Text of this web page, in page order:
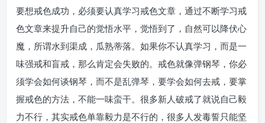
要想戒色成功，必须要认真学习戒色文章，通过不断学习戒
色文章来提升自己的觉悟水平，觉悟到了，自然可以降伏心
魔，所谓水到渠成，瓜熟蒂落。如果你不认真学习，而是一
味强戒和盲戒，那么肯定会失败的。戒色就像弹钢琴，你必
须学会如何谈钢琴，而不是乱弹琴，要学会如何去戒，要掌
握戒色的方法，不能一味蛮干。很多新人破戒了就说自己毅
力不行，其实戒色单靠毅力是不行的，很多人发毒誓只能坚